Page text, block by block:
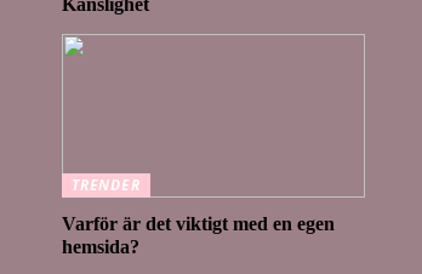
Känslighet
TRENDER
Varför är det viktigt med en egen
hemsida?